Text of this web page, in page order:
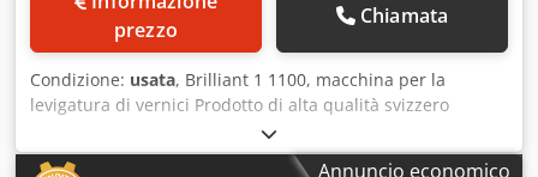
prezzo
Chiamata
Condizione: usata, Brilliant 1 1100, macchina per la
levigatura di vernici Prodotto di alta qualità svizzero
Cjdpjzp H Udofx Airerf MACCHINA DI CALIBRATURA /
posizionamento automatico della testa Macchina
Annuncio economico